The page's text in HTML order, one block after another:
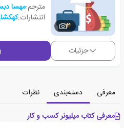
2
مترجم:مهسا
انتشارات:
جزئیات
معرفی دسته‌بندی
نظرات
معرفی کتاب میلیونر کسب و کار